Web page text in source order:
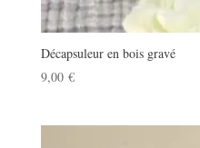
Décapsuleur en bois gravé
9,00 €